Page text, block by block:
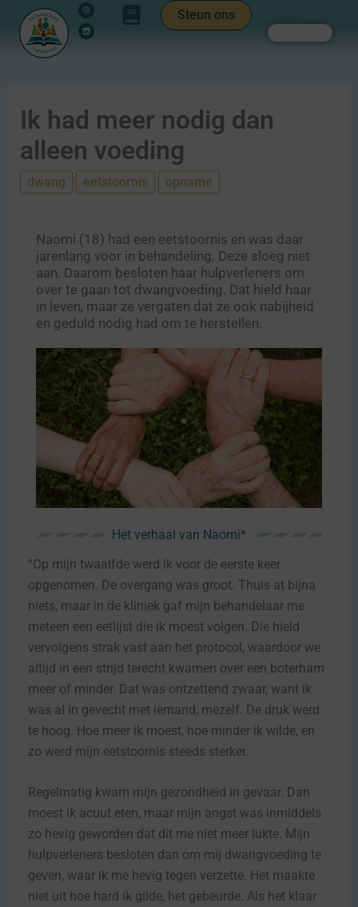
inhoud
naar
Instagram
Linkedin
Steun ons
Zoeken
Ik had meer nodig dan
alleen voeding
dwang eetstoornis opname
Naomi (18) had een eetstoornis en was daar
jarenlang voor in behandeling. Deze sloeg niet
aan. Daarom besloten haar hulpverleners om
over te gaan tot dwangvoeding. Dat hield haar
in leven, maar ze vergaten dat ze ook nabijheid
en geduld nodig had om te herstellen.
Het verhaal van Naomi*
“Op mijn twaalfde werd ik voor de eerste keer
opgenomen. De overgang was groot. Thuis at bijna
niets, maar in de kliniek gaf mijn behandelaar me
meteen een eetlijst die ik moest volgen. Die hield
vervolgens strak vast aan het protocol, waardoor we
altijd in een strijd terecht kwamen over een boterham
meer of minder. Dat was ontzettend zwaar, want ik
was al in gevecht met iemand; mezelf. De druk werd
te hoog. Hoe meer ik moest, hoe minder ik wilde, en
zo werd mijn eetstoornis steeds sterker.
Regelmatig kwam mijn gezondheid in gevaar. Dan
moest ik acuut eten, maar mijn angst was inmiddels
zo hevig geworden dat dit me niet meer lukte. Mijn
hulpverleners besloten dan om mij dwangvoeding te
geven, waar ik me hevig tegen verzette. Het maakte
niet uit hoe hard ik gilde, het gebeurde. Als het klaar